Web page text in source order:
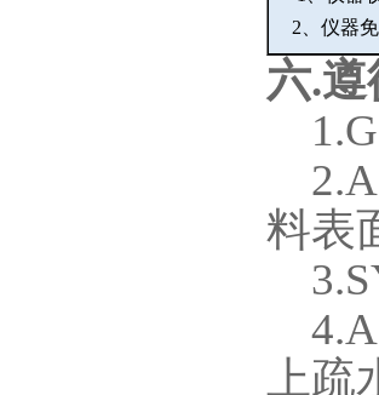
2 、仪器
六.遵
料表
上